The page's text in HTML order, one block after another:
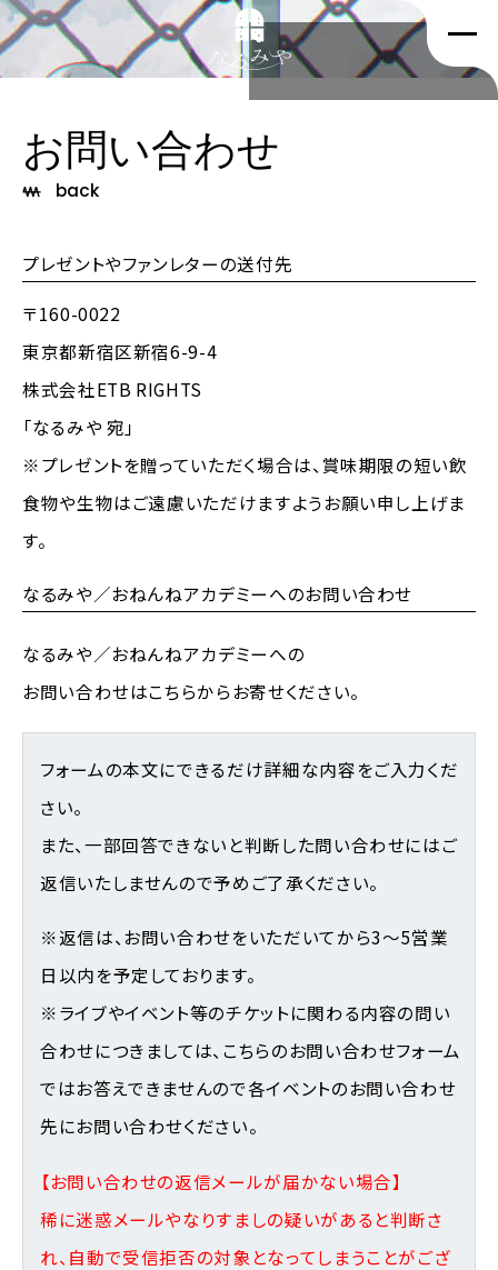
お問い合わせ
back
プレゼントやファンレターの送付先
〒160-0022
東京都新宿区新宿6-9-4
株式会社ETB RIGHTS
「なるみや 宛」
※プレゼントを贈っていただく場合は、賞味期限の短い飲
食物や生物はご遠慮いただけますようお願い申し上げま
す。
なるみや／おねんねアカデミーへのお問い合わせ
なるみや／おねんねアカデミーへの
お問い合わせはこちらからお寄せください。
フォームの本文にできるだけ詳細な内容をご入力くだ
さい。
また、一部回答できないと判断した問い合わせにはご
返信いたしませんので予めご了承ください。
※返信は、お問い合わせをいただいてから3～5営業
日以内を予定しております。
※ライブやイベント等のチケットに関わる内容の問い
合わせにつきましては、こちらのお問い合わせフォーム
ではお答えできませんので各イベントのお問い合わせ
先にお問い合わせください。
【お問い合わせの返信メールが届かない場合】
稀に迷惑メールやなりすましの疑いがあると判断さ
れ、自動で受信拒否の対象となってしまうことがござ